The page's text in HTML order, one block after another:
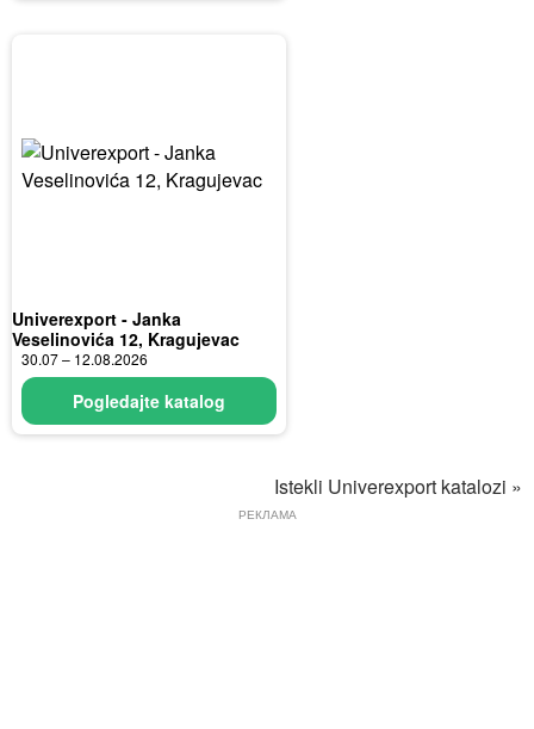
Univerexport - Janka
Veselinovića 12, Kragujevac
30.07 – 12.08.2026
Pogledajte katalog
Istekli Univerexport katalozi »
РЕКЛАМА